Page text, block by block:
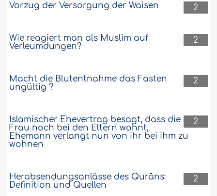
2
Vorzug der Versorgung der Waisen
2
Wie reagiert man als Muslim auf
Verleumdungen?
2
Macht die Blutentnahme das Fasten
ungültig ?
2
Islamischer Ehevertrag besagt, dass die
Frau noch bei den Eltern wohnt,
Ehemann verlangt nun von ihr bei ihm zu
wohnen
2
Herabsendungsanlässe des Qurâns:
Definition und Quellen